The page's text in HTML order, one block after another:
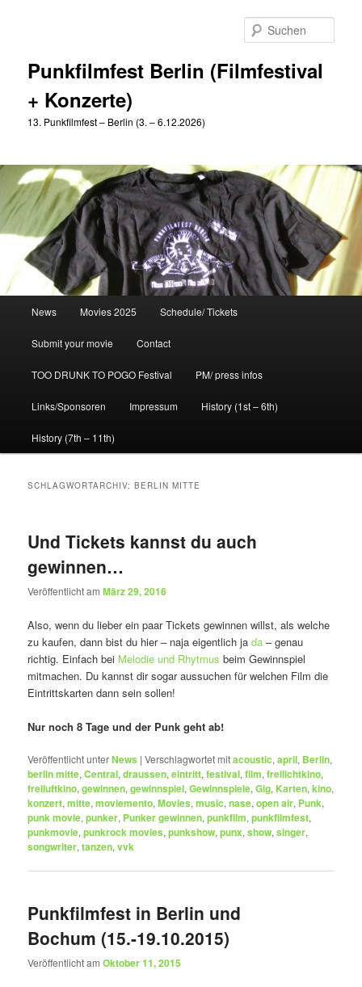
Punkfilmfest Berlin (Filmfestival
+ Konzerte)
13. Punkfilmfest – Berlin (3. – 6.12.2026)
News Movies 2025 Schedule/ Tickets
Submit your movie Contact
TOO DRUNK TO POGO Festival PM/ press infos
Links/Sponsoren Impressum History (1st – 6th)
History (7th – 11th)
SCHLAGWORTARCHIV:BERLIN MITTE
Und Tickets kannst du auch
gewinnen…
Veröffentlicht amMärz 29, 2016
Also, wenn du lieber ein paar Tickets gewinnen willst, als welche
zu kaufen, dann bist du hier – naja eigentlich jada – genau
richtig. Einfach bei Melodie und Rhytmus beim Gewinnspiel
mitmachen. Du kannst dir sogar aussuchen für welchen Film die
Eintrittskarten dann sein sollen!
Nur noch 8 Tage und der Punk geht ab!
Veröffentlicht unterNews |Verschlagwortet mitacoustic,april, Berlin,
berlin mitte,Central,draussen,eintritt,festival,film,freilichtkino,
freiluftkino,gewinnen,gewinnspiel,Gewinnspiele,Gig, Karten,kino,
konzert,mitte,moviemento,Movies,music,nase,open air, Punk,
punk movie,punker, Punker gewinnen,punkfilm,punkfilmfest,
punkmovie,punkrock movies,punkshow,punx,show,singer,
songwriter,tanzen,vvk
Punkfilmfest in Berlin und
Bochum (15.-19.10.2015)
Veröffentlicht amOktober 11, 2015